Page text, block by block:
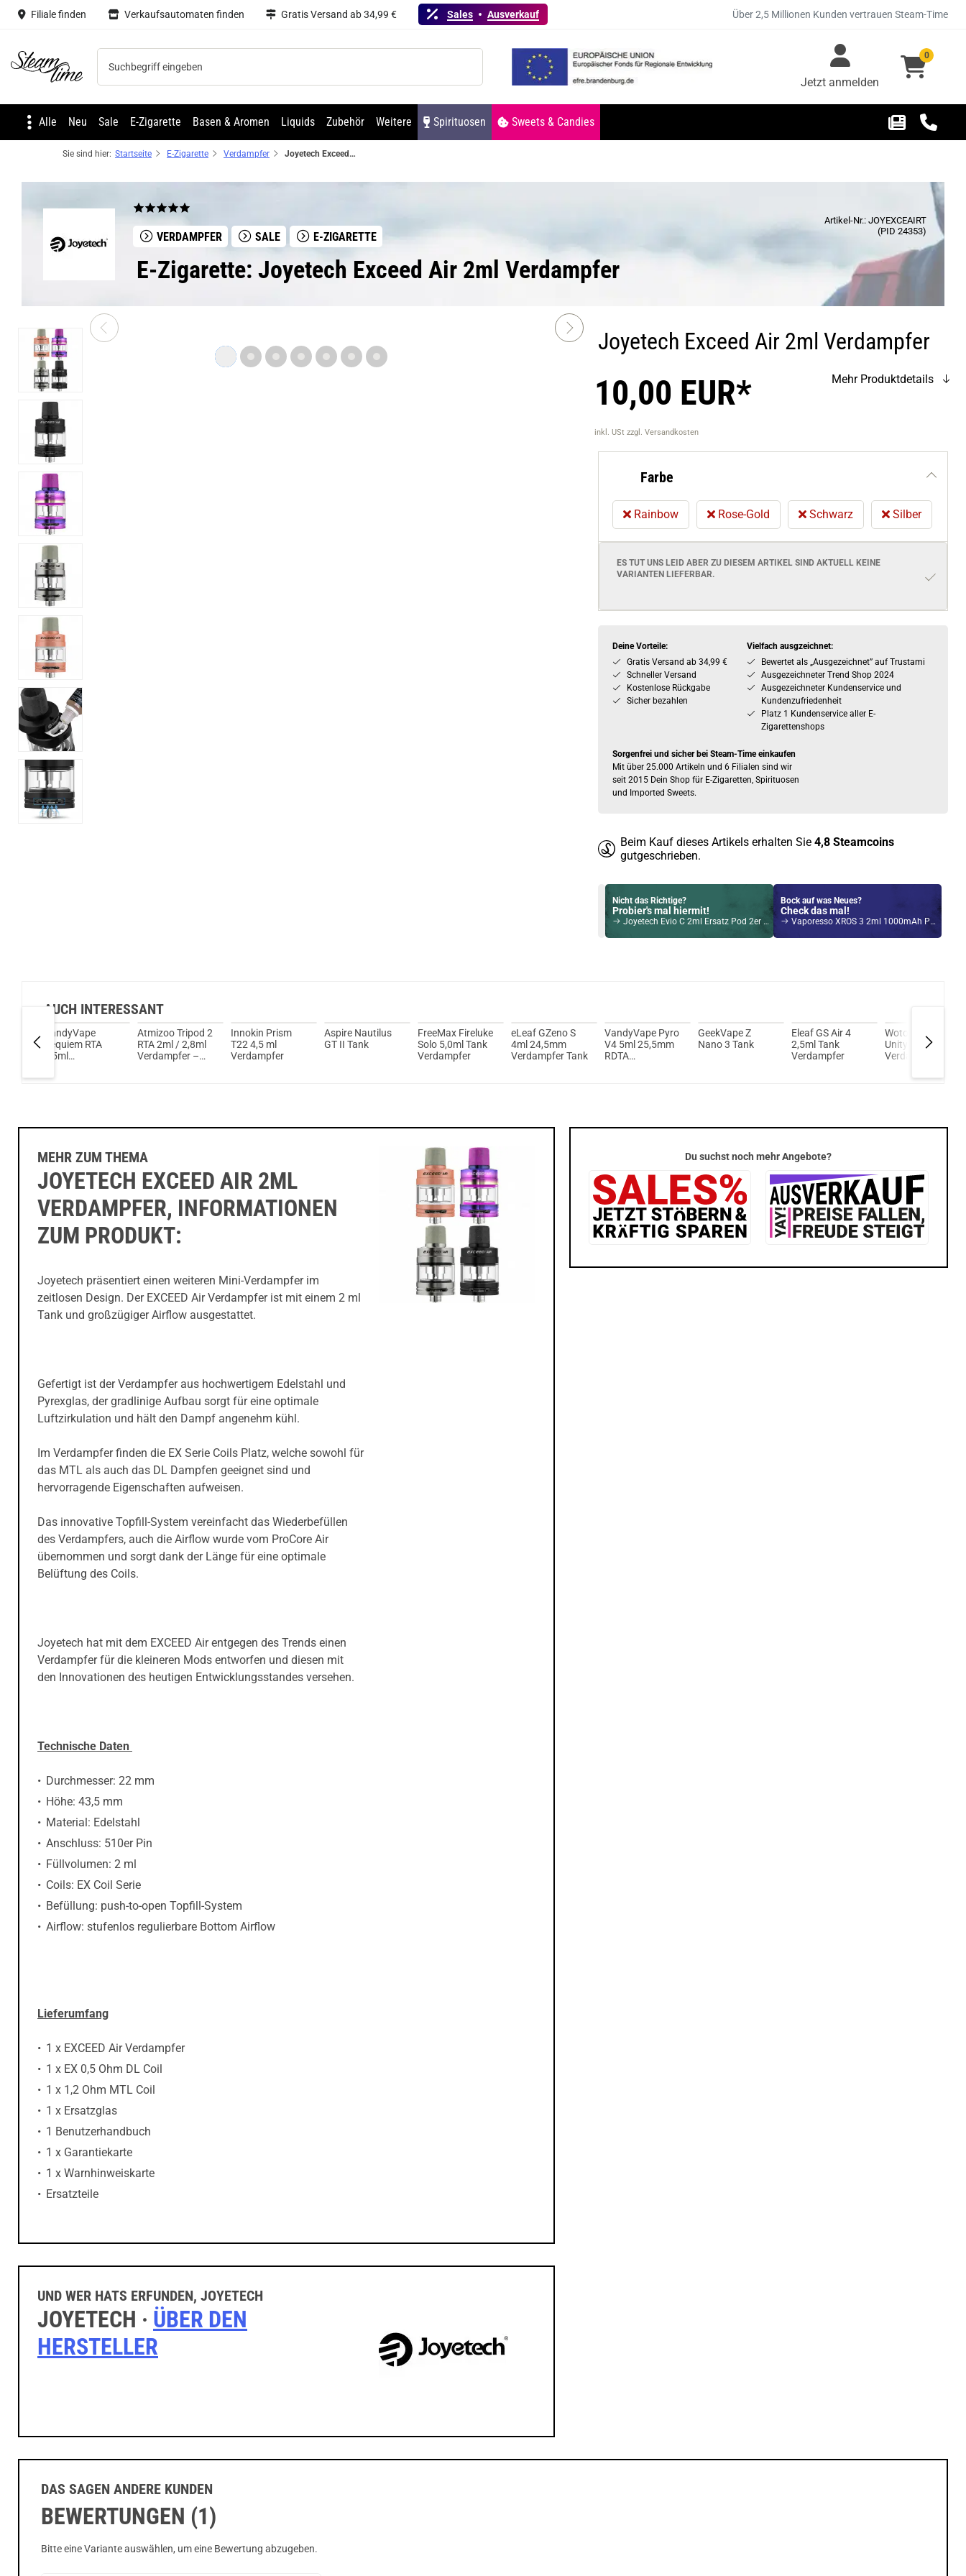
Filiale finden Verkaufsautomaten finden Gratis Versand ab 34,99 € Sales Ausverkauf Über 2,5 Millionen Kunden vertrauen Steam-Time
Steam time Jetzt anmelden
0
Alle Neu Sale E-Zigarette Basen & Aromen Liquids Zubehör Weitere Spirituosen Sweets & Candies
Sie sind hier: Startseite E-Zigarette Verdampfer Joyetech Exceed Air 2ml Verdampfer
VERDAMPFER SALE E-ZIGARETTE
Artikel-Nr.: JOYEXCEAIRT
(PID 24353)
E-Zigarette: Joyetech Exceed Air 2ml Verdampfer
Joyetech Exceed Air 2ml Verdampfer
10,00 EUR*
inkl. USt zzgl. Versandkosten
Mehr Produktdetails
Farbe
Rainbow Rose-Gold Schwarz Silber
ES TUT UNS LEID ABER ZU DIESEM ARTIKEL SIND AKTUELL KEINE
VARIANTEN LIEFERBAR.
Deine Vorteile:
Gratis Versand ab 34,99 €
Schneller Versand
Kostenlose Rückgabe
Sicher bezahlen
Vielfach ausgzeichnet:
Bewertet als „Ausgezeichnet” auf Trustami
Ausgezeichneter Trend Shop 2024
Ausgezeichneter Kundenservice und
Kundenzufriedenheit
Platz 1 Kundenservice aller E-
Zigarettenshops
Sorgenfrei und sicher bei Steam-Time einkaufen
Mit über 25.000 Artikeln und 6 Filialen sind wir
seit 2015 Dein Shop für E-Zigaretten, Spirituosen
und Imported Sweets.
Beim Kauf dieses Artikels erhalten Sie 4,8 Steamcoins
gutgeschrieben.
Nicht das Richtige?
Probier's mal hiermit!
Joyetech Evio C 2ml Ersatz Pod 2er Pack
Bock auf was Neues?
Check das mal!
Vaporesso XROS 3 2ml 1000mAh Pod System Kit Pink
AUCH INTERESSANT
VandyVape
Requiem RTA
4,5ml
Atmizoo Tripod 2
RTA 2ml / 2,8ml
Verdampfer –
Innokin Prism
T22 4,5 ml
Verdampfer
Aspire Nautilus
GT II Tank
FreeMax Fireluke
Solo 5,0ml Tank
Verdampfer
eLeaf GZeno S
4ml 24,5mm
Verdampfer Tank
VandyVape Pyro
V4 5ml 25,5mm
RDTA
GeekVape Z
Nano 3 Tank
Eleaf GS Air 4
2,5ml Tank
Verdampfer
Wotofo Profile
Unity 3,5/5ml RTA
Verdampfer Tank
MEHR ZUM THEMA
JOYETECH EXCEED AIR 2ML
VERDAMPFER, INFORMATIONEN
ZUM PRODUKT:
Joyetech präsentiert einen weiteren Mini-Verdampfer im
zeitlosen Design. Der EXCEED Air Verdampfer ist mit einem 2 ml
Tank und großzügiger Airflow ausgestattet.
Gefertigt ist der Verdampfer aus hochwertigem Edelstahl und
Pyrexglas, der gradlinige Aufbau sorgt für eine optimale
Luftzirkulation und hält den Dampf angenehm kühl.
Im Verdampfer finden die EX Serie Coils Platz, welche sowohl für
das MTL als auch das DL Dampfen geeignet sind und
hervorragende Eigenschaften aufweisen.
Das innovative Topfill-System vereinfacht das Wiederbefüllen
des Verdampfers, auch die Airflow wurde vom ProCore Air
übernommen und sorgt dank der Länge für eine optimale
Belüftung des Coils.
Joyetech hat mit dem EXCEED Air entgegen des Trends einen
Verdampfer für die kleineren Mods entworfen und diesen mit
den Innovationen des heutigen Entwicklungsstandes versehen.
Technische Daten
Durchmesser: 22 mm
Höhe: 43,5 mm
Material: Edelstahl
Anschluss: 510er Pin
Füllvolumen: 2 ml
Coils: EX Coil Serie
Befüllung: push-to-open Topfill-System
Airflow: stufenlos regulierbare Bottom Airflow
Lieferumfang
1 x EXCEED Air Verdampfer
1 x EX 0,5 Ohm DL Coil
1 x 1,2 Ohm MTL Coil
1 x Ersatzglas
1 Benutzerhandbuch
1 x Garantiekarte
1 x Warnhinweiskarte
Ersatzteile
UND WER HATS ERFUNDEN, JOYETECH
JOYETECH · ÜBER DEN
HERSTELLER
Du suchst noch mehr Angebote?
DAS SAGEN ANDERE KUNDEN
BEWERTUNGEN (1)
Bitte eine Variante auswählen, um eine Bewertung abzugeben.